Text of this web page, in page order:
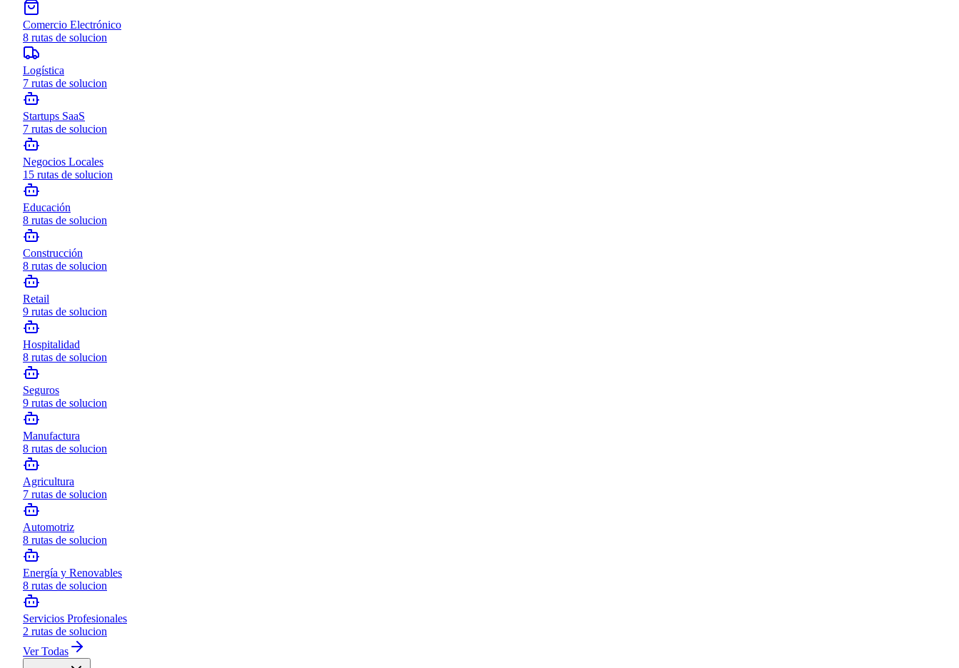
Comercio Electrónico
8 rutas de solucion
Logística
7 rutas de solucion
Startups SaaS
7 rutas de solucion
Negocios Locales
15 rutas de solucion
Educación
8 rutas de solucion
Construcción
8 rutas de solucion
Retail
9 rutas de solucion
Hospitalidad
8 rutas de solucion
Seguros
9 rutas de solucion
Manufactura
8 rutas de solucion
Agricultura
7 rutas de solucion
Automotriz
8 rutas de solucion
Energía y Renovables
8 rutas de solucion
Servicios Profesionales
2 rutas de solucion
Ver Todas